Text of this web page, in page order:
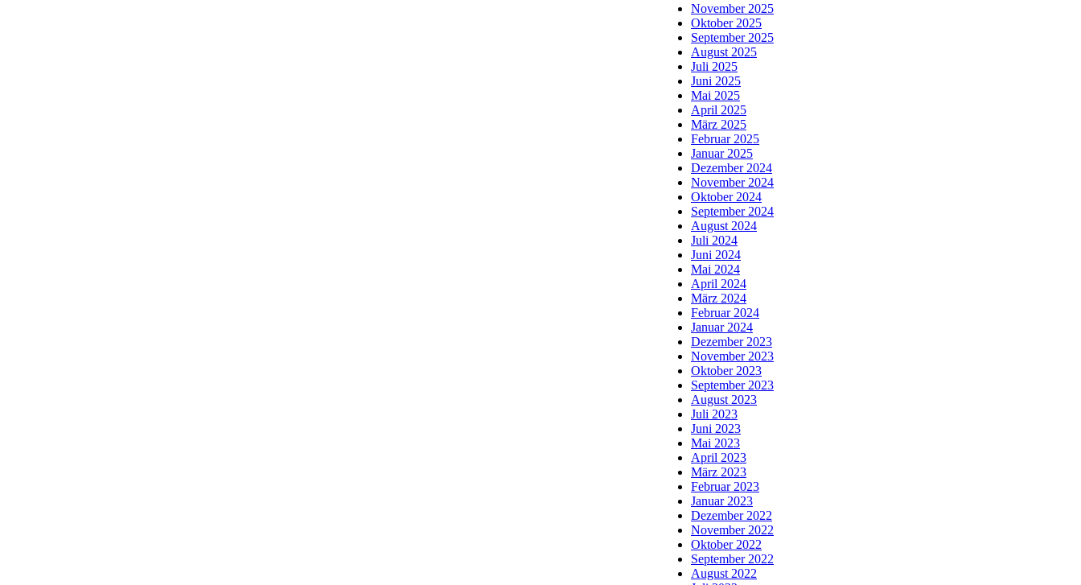
November 2025
Oktober 2025
September 2025
August 2025
Juli 2025
Juni 2025
Mai 2025
April 2025
März 2025
Februar 2025
Januar 2025
Dezember 2024
November 2024
Oktober 2024
September 2024
August 2024
Juli 2024
Juni 2024
Mai 2024
April 2024
März 2024
Februar 2024
Januar 2024
Dezember 2023
November 2023
Oktober 2023
September 2023
August 2023
Juli 2023
Juni 2023
Mai 2023
April 2023
März 2023
Februar 2023
Januar 2023
Dezember 2022
November 2022
Oktober 2022
September 2022
August 2022